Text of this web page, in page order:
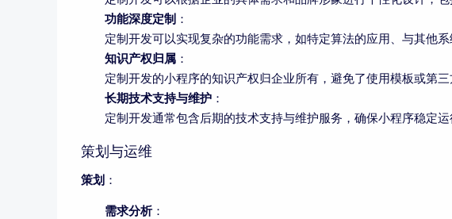
功能深度定制 ：
定制开发可以实现复杂的功能需求，如特定算法的应用、与其他
知识产权归属 ：
定制开发的小程序的知识产权归企业所有，避免了使用模板或第三
长期技术支持与维护 ：
定制开发通常包含后期的技术支持与维护服务，确保小程序稳定运
策划与运维
策划 ：
需求分析：